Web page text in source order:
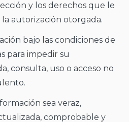
y los derechos que le
autorización otorgada.
bajo las condiciones de
para impedir su
consulta, uso o acceso no
sea veraz,
comprobable y